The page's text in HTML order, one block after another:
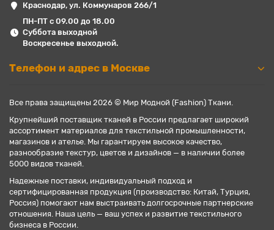
Краснодар, ул. Коммунаров 266/1
ПН-ПТ с 09.00 до 18.00
Суббота выходной
Воскресенье выходной.
Телефон и адрес в Москве
Все права защищены 2026 © Мир Модной (Fashion) Ткани.
Крупнейший поставщик тканей в России предлагает широкий
ассортимент материалов для текстильной промышленности,
магазинов и ателье. Мы гарантируем высокое качество,
разнообразие текстур, цветов и дизайнов — в наличии более
5000 видов тканей.
Надежные поставки, индивидуальный подход и
сертифицированная продукция (производство: Китай, Турция,
Россия) помогают нам выстраивать долгосрочные партнерские
отношения. Наша цель — ваш успех и развитие текстильного
бизнеса в России.